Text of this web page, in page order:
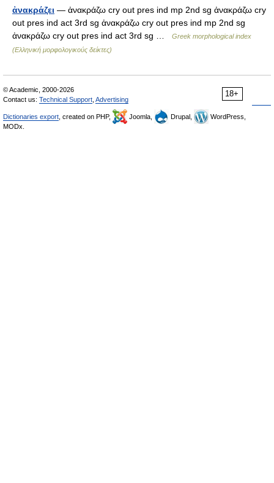
ἀνακράζει — ἀνακράζω cry out pres ind mp 2nd sg ἀνακράζω cry
out pres ind act 3rd sg ἀνακράζω cry out pres ind mp 2nd sg
ἀνακράζω cry out pres ind act 3rd sg …
Greek morphological index
(Ελληνική μορφολογικούς δείκτες)
18+
© Academic, 2000-2026
Contact us: Technical Support Advertising
Dictionaries export , created on PHP, Joomla, Drupal,
WordPress,
MODx.